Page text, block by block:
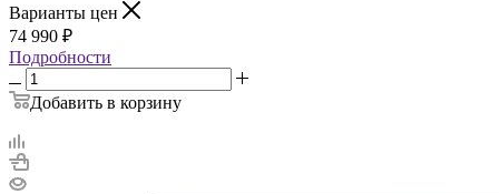
Варианты цен
74 990 ₽
Подробности
Добавить в корзину